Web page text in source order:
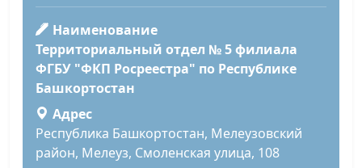
Наименование
Территориальный отдел № 5 филиала
ФГБУ "ФКП Росреестра" по Республике
Башкортостан
Адрес
Республика Башкортостан, Мелеузовский
район, Мелеуз, Смоленская улица, 108